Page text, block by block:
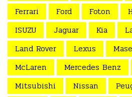
Ferrari
Ford Foton
ISUZU
Jaguar Kia
Land Rover
Lexus
McLaren
Mercedes Benz
Mitsubishi
Nissan